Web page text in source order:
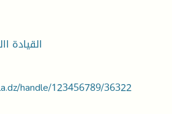
- القيادة
handle/123456789/36322